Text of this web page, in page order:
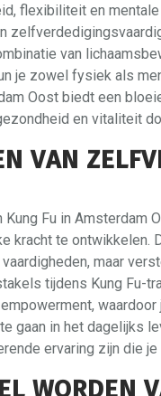
flexibiliteit en
van
je zowel fysiek als
Oost biedt een
en vitaliteit
VAN
Kung Fu in Amsterdam
kracht te ontwikkelen.
maar
tijdens Kung Fu-
gaan in het dagelijks
ervaring zijn die
WORDEN